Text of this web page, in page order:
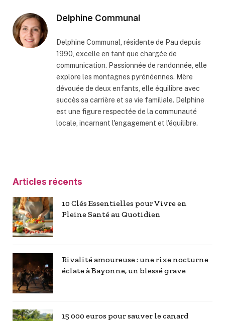
Delphine Communal
Delphine Communal, résidente de Pau depuis
1990, excelle en tant que chargée de
communication. Passionnée de randonnée, elle
explore les montagnes pyrénéennes. Mère
dévouée de deux enfants, elle équilibre avec
succès sa carrière et sa vie familiale. Delphine
est une figure respectée de la communauté
locale, incarnant l'engagement et l'équilibre.
Articles récents
10 Clés Essentielles pour Vivre en
Pleine Santé au Quotidien
Rivalité amoureuse : une rixe nocturne
éclate à Bayonne, un blessé grave
15 000 euros pour sauver le canard